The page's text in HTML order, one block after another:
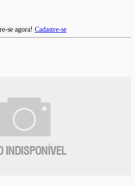
se agora! Cadastre-se